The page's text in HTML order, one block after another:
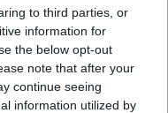
to third parties, or
information for
the below opt-out
note that after your
continue seeing
information utilized by